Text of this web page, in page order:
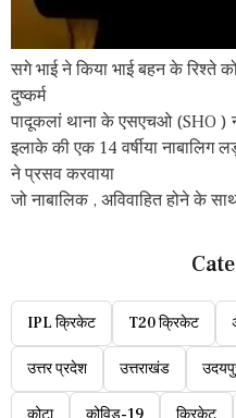
सगे भाई ने किया भाई बहन के रिश्ते
दुष्कर्म
पादूकलां थाना के एसएचओ (SHO )
इलाके की एक 14 वर्षीया
ने प्रसव करवाया
जो नाबालिक , अविवाहित होने के
IPL क्रिकेट T20 क्रिकेट
उत्तर प्रदेश उत्तराखंड